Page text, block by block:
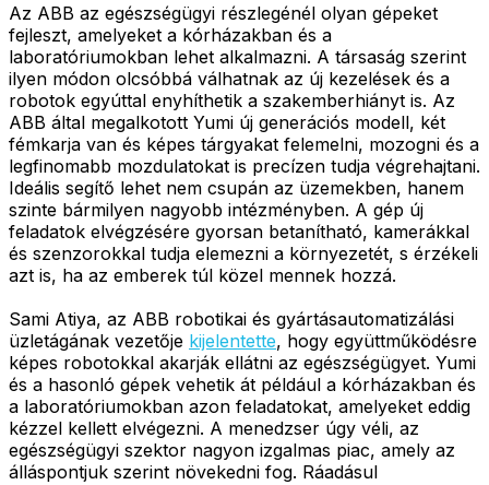
Az ABB az egészségügyi részlegénél olyan gépeket
fejleszt, amelyeket a kórházakban és a
laboratóriumokban lehet alkalmazni. A társaság szerint
ilyen módon olcsóbbá válhatnak az új kezelések és a
robotok egyúttal enyhíthetik a szakemberhiányt is. Az
ABB által megalkotott Yumi új generációs modell, két
fémkarja van és képes tárgyakat felemelni, mozogni és a
legfinomabb mozdulatokat is precízen tudja végrehajtani.
Ideális segítő lehet nem csupán az üzemekben, hanem
szinte bármilyen nagyobb intézményben. A gép új
feladatok elvégzésére gyorsan betanítható, kamerákkal
és szenzorokkal tudja elemezni a környezetét, s érzékeli
azt is, ha az emberek túl közel mennek hozzá.
Sami Atiya, az ABB robotikai és gyártásautomatizálási
üzletágának vezetője kijelentette, hogy együttműködésre
képes robotokkal akarják ellátni az egészségügyet. Yumi
és a hasonló gépek vehetik át például a kórházakban és
a laboratóriumokban azon feladatokat, amelyeket eddig
kézzel kellett elvégezni. A menedzser úgy véli, az
egészségügyi szektor nagyon izgalmas piac, amely az
álláspontjuk szerint növekedni fog. Ráadásul